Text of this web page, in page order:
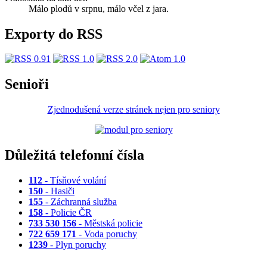
Málo plodů v srpnu, málo včel z jara.
Exporty do RSS
Senioři
Zjednodušená verze stránek nejen pro seniory
Důležitá telefonní čísla
112 - Tísňové volání
150 - Hasiči
155 - Záchranná služba
158 - Policie ČR
733 530 156 - Městská policie
722 659 171 - Voda poruchy
1239 - Plyn poruchy